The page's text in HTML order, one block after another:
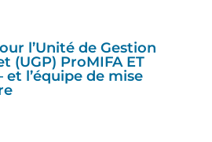
l’Unité de Gestion
(UGP) ProMIFA ET
et l’équipe de mise